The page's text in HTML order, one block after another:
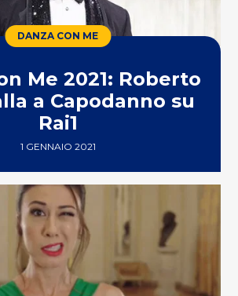
DANZA CON ME
Me 2021: Roberto
a Capodanno su
Rai1
1 GENNAIO 2021